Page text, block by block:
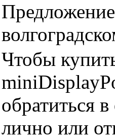
Чтобы
обратиться
лично или